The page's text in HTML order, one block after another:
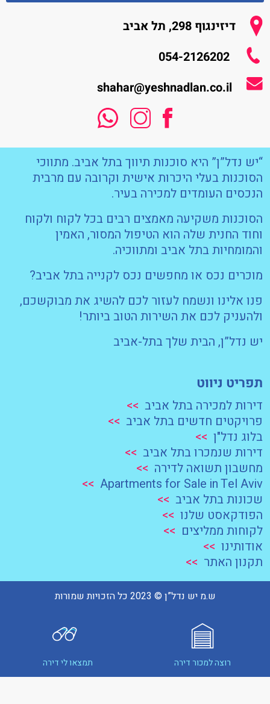
דיזינגוף 298, תל אביב
054-2126202
shahar@yeshnadlan.co.il
“יש נדל”ן” היא סוכנות תיווך בתל אביב. מתווכי
הסוכנות בעלי היכרות אישית וקרובה עם מרבית
הנכסים העומדים למכירה בעיר.
הסוכנות משקיעה מאמצים רבים בכל לקוח ולקוח
וחוד החנית שלה הוא הטיפול המסור, האמין
והמומחיות בתל אביב ומתווכיה.
מוכרים נכס או מחפשים נכס לקנייה בתל אביב?
פנו אלינו ונשמח לעזור לכם להשיג את מבוקשכם,
ולהעניק לכם את השירות הטוב ביותר!
יש נדל”ן, הבית שלך בתל-אביב
תפריט ניווט
דירות למכירה בתל אביב >>
פרויקטים חדשים בתל אביב >>
בלוג נדל"ן
>>
דירות שנמכרו בתל אביב >>
מחשבון תשואה לדירה >>
Apartments for Sale in Tel Aviv
>>
שכונות בתל אביב >>
הפודקאסט שלנו
>>
לקוחות ממליצים >>
אודותינו
>>
תקנון האתר >>
ש.מ יש נדל”ן © 2023 כל הזכויות שמורות
רוצה למכור דירה תמצאו לי דירה